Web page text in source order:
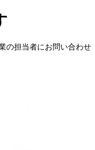
の担当者にお問い合わせ